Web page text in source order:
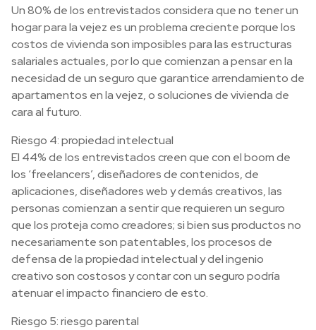
Un 80% de los entrevistados considera que no tener un
hogar para la vejez es un problema creciente porque los
costos de vivienda son imposibles para las estructuras
salariales actuales, por lo que comienzan a pensar en la
necesidad de un seguro que garantice arrendamiento de
apartamentos en la vejez, o soluciones de vivienda de
cara al futuro.
Riesgo 4: propiedad intelectual
El 44% de los entrevistados creen que con el boom de
los ‘freelancers’, diseñadores de contenidos, de
aplicaciones, diseñadores web y demás creativos, las
personas comienzan a sentir que requieren un seguro
que los proteja como creadores; si bien sus productos no
necesariamente son patentables, los procesos de
defensa de la propiedad intelectual y del ingenio
creativo son costosos y contar con un seguro podría
atenuar el impacto financiero de esto.
Riesgo 5: riesgo parental